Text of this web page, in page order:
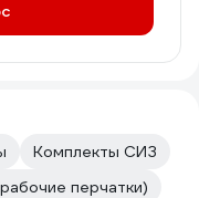
Комплекты СИЗ
перчатки)